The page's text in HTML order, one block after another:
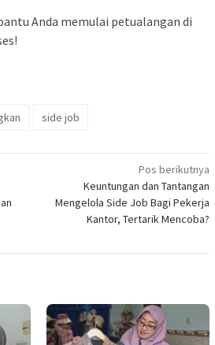
Anda memulai petualangan di
side job
Pos berikutnya
Keuntungan dan Tantangan
Mengelola Side Job Bagi Pekerja
Kantor, Tertarik Mencoba?